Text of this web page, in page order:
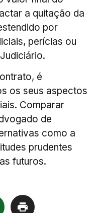
a quitação da
por
perícias ou
é
os seus aspectos
Comparar
de
como a
prudentes
futuros.